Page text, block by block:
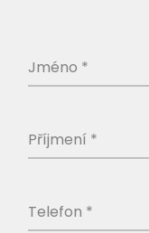
Jméno *
Příjmení *
Telefon *